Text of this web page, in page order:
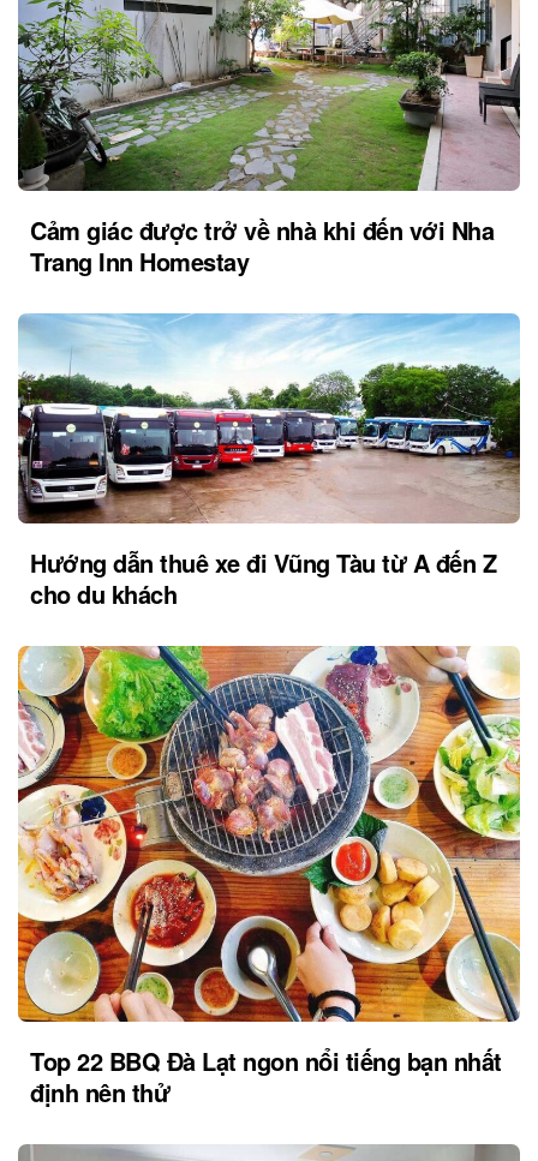
Cảm giác được trở về nhà khi đến với Nha
Trang Inn Homestay
Hướng dẫn thuê xe đi Vũng Tàu từ A đến Z
cho du khách
Top 22 BBQ Đà Lạt ngon nổi tiếng bạn nhất
định nên thử